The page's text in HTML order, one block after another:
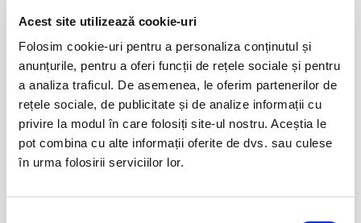
Acest site utilizează cookie-uri
Folosim cookie-uri pentru a personaliza conținutul și
anunțurile, pentru a oferi funcții de rețele sociale și pentru
a analiza traficul. De asemenea, le oferim partenerilor de
rețele sociale, de publicitate și de analize informații cu
privire la modul în care folosiți site-ul nostru. Aceștia le
pot combina cu alte informații oferite de dvs. sau culese
în urma folosirii serviciilor lor.
Va aducem la cunostinta ca pe langa preturile biletelor sau
suportate de dvs., respectiv: taxe de intermediere, procesare, emitere
bilet, comisioane, cost de livrare (in cazul in care veti solicita livrarea
prin curier a biletului/abonamentului); cost Asigurare En Garde (in cazul
in care veti opta pentru incheierea unei asigurari de bilete), costuri
identificate separat in pasii comenzii.
Prin cumpararea unui bilet sau abonament de pe site-ul nostru Bilete.ro,
cumparatorul se obliga sa respecte Regulile de participare si acces la
CONTINUARE
Distribuie aceasta pagina
Evenimente similare